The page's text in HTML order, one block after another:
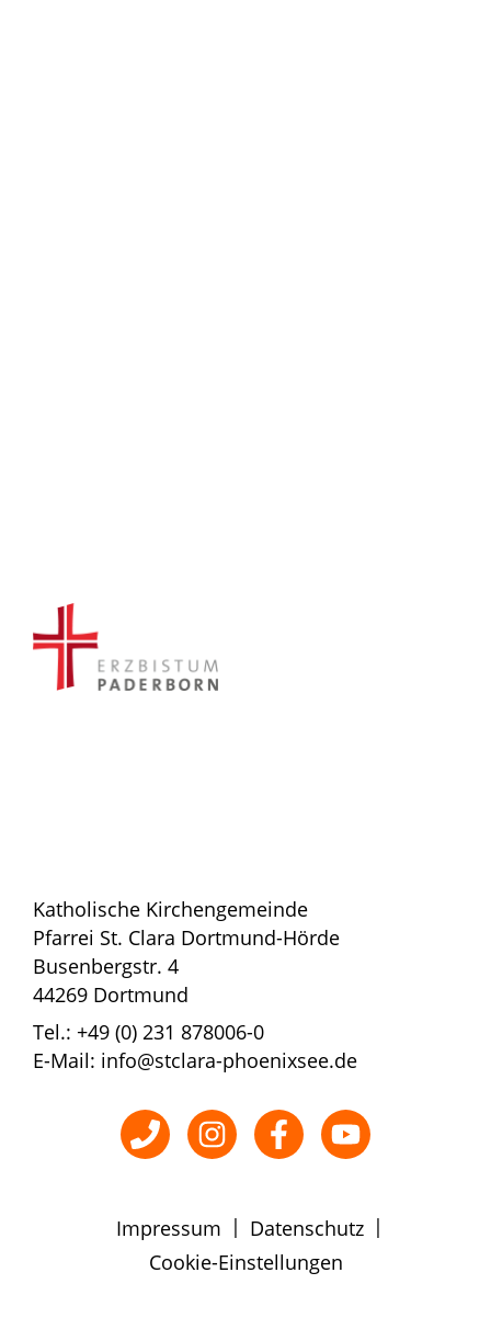
Katholische Kirchengemeinde
Pfarrei St. Clara Dortmund-Hörde
Busenbergstr. 4
44269 Dortmund
Tel.: +49 (0) 231 878006-0
E-Mail: info@stclara-phoenixsee.de
Impressum | Datenschutz |
Cookie-Einstellungen